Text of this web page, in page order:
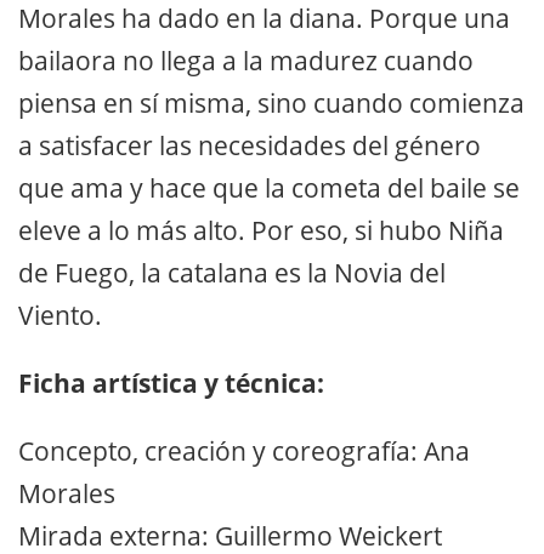
Morales ha dado en la diana. Porque una
bailaora no llega a la madurez cuando
piensa en sí misma, sino cuando comienza
a satisfacer las necesidades del género
que ama y hace que la cometa del baile se
eleve a lo más alto. Por eso, si hubo Niña
de Fuego, la catalana es la Novia del
Viento.
Ficha artística y técnica:
Concepto, creación y coreografía: Ana
Morales
Mirada externa: Guillermo Weickert